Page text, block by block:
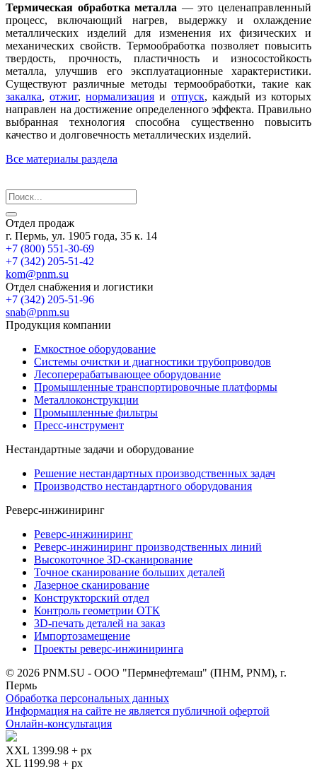
Термическая обработка металла — это целенаправленный
процесс, включающий нагрев, выдержку и охлаждение
металлических изделий для изменения их физических и
механических свойств. Термообработка позволяет повысить
твердость, прочность, пластичность и износостойкость
металла, улучшив его эксплуатационные характеристики.
Существуют различные методы термообработки, такие как
закалка,отжиг,нормализация и отпуск, каждый из которых
направлен на достижение определенного эффекта. Правильно
выбранная технология способна существенно повысить
качество и долговечность металлических изделий.
Все материалы раздела
Отдел продаж
г. Пермь, ул. 1905 года, 35 к. 14
+7 (800) 551-30-69
+7 (342) 205-51-42
kom@pnm.su
Отдел снабжения и логистики
+7 (342) 205-51-96
snab@pnm.su
Продукция компании
Емкостное оборудование
Системы очистки и диагностики трубопроводов
Лесоперерабатывающее оборудование
Промышленные транспортировочные платформы
Металлоконструкции
Промышленные фильтры
Пресс-инструмент
Нестандартные задачи и оборудование
Решение нестандартных производственных задач
Производство нестандартного оборудования
Реверс-инжиниринг
Реверс-инжиниринг
Реверс-инжиниринг производственных линий
Высокоточное 3D-сканирование
Точное сканирование больших деталей
Лазерное сканирование
Конструкторский отдел
Контроль геометрии ОТК
3D-печать деталей на заказ
Импортозамещение
Проекты реверс-инжиниринга
© 2026 PNM.SU - ООО "Пермнефтемаш" (ПНМ, PNM), г.
Пермь
Обработка персональных данных
Информация на сайте не является публичной офертой
Онлайн-консультация
XXL 1399.98 + px
XL 1199.98 + px